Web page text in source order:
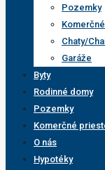
Pozemky
Chaty/
Garáže
Byty
Rodinné domy
Pozemky
Komerčné
O nás
Hypotéky